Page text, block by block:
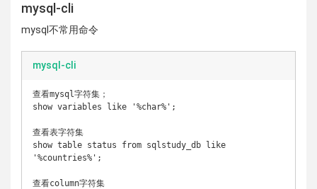
mysql-cli
mysql不常用命令
mysql-cli
查看mysql字符集；
show variables like '%char%';
查看表字符集
show table status from sqlstudy_db like
'%countries%';
查看column字符集